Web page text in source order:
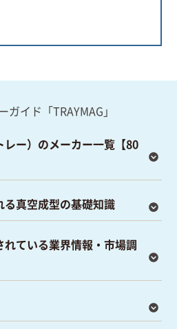
ガイド「TRAYMAG」
ー）のメーカー一覧【80
真空成型の基礎知識
ている業界情報・市場調